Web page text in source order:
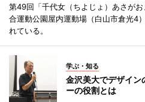
第49回「千代女（ちよじょ）あさが
合運動公園屋内運動場（白山市倉光4
れている。
学ぶ・知る
金沢美大でデザイ
ーの役割とは